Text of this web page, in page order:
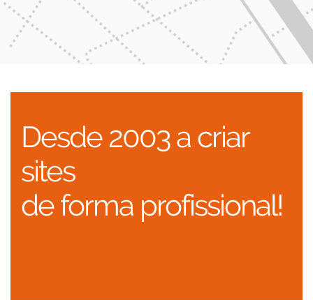
Desde 2003 a criar
sites
de forma profissional!